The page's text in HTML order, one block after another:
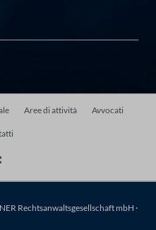
Aree di attività Avvocati
Rechtsanwaltsgesellschaft mbH ·